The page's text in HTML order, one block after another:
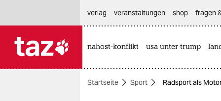
themen
verlag
veranstaltungen shop fragen
nahost-konflikt usa unter trump
Startseite Sport Radsport als